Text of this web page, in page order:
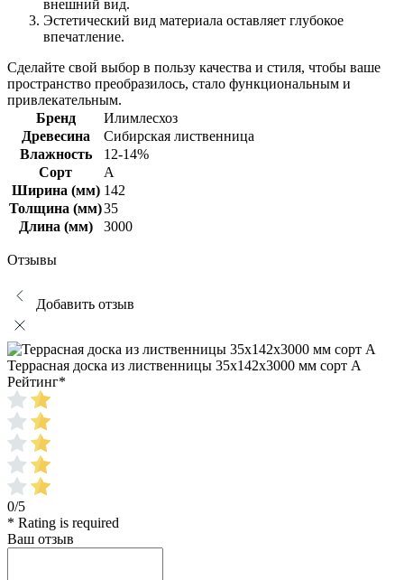
внешний вид.
Эстетический вид материала оставляет глубокое
впечатление.
Сделайте свой выбор в пользу качества и стиля, чтобы ваше
пространство преобразилось, стало функциональным и
привлекательным.
Бренд
Илимлесхоз
Древесина
Сибирская лиственница
Влажность
12-14%
Сорт
А
Ширина (мм) 142
Толщина (мм)35
Длина (мм)
3000
Отзывы
Добавить отзыв
Террасная доска из лиственницы 35х142х3000 мм сорт А
Рейтинг*
0/5
* Rating is required
Ваш отзыв